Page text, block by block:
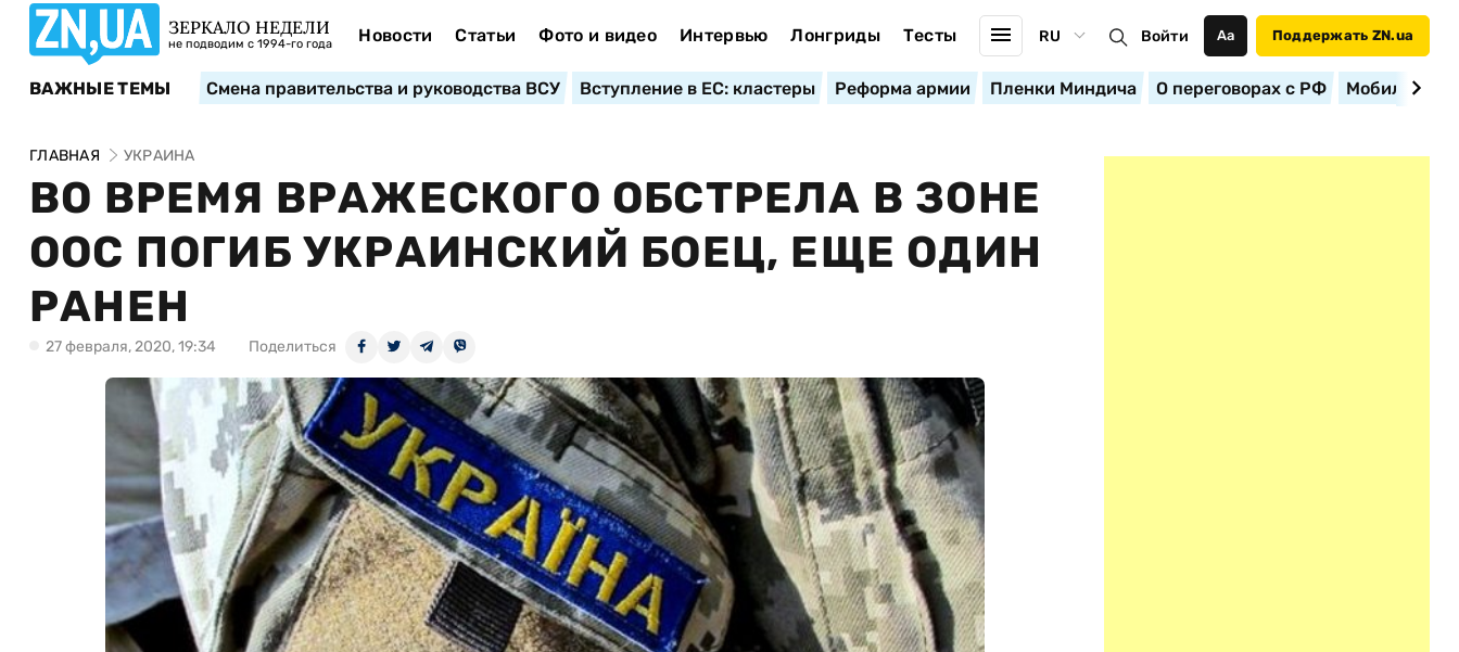
ЗЕРКАЛО НЕДЕЛИ
не подводим с 1994-го года Новости Статьи Фото и видео Интервью Лонгриды Тесты RU Войти Аа Поддержать ZN.ua
ВАЖНЫЕ ТЕМЫ Смена правительства и руководства ВСУ Вступление в ЕС: кластеры Реформа армии Пленки Миндича О переговорах с РФ
ГЛАВНАЯ УКРАИНА
ВО ВРЕМЯ ВРАЖЕСКОГО ОБСТРЕЛА В ЗОНЕ
ООС ПОГИБ УКРАИНСКИЙ БОЕЦ, ЕЩЕ ОДИН
РАНЕН
27 февраля, 2020, 19:34 Поделиться